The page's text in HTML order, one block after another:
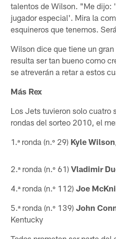
talentos de Wilson. "Me dijo:
jugador especial'. Mira la
esquineros que tenemos.
Wilson dice que tiene un
resulta ser tan bueno como
se atreverán a retar a estos
Más Rex
Los Jets tuvieron solo cuatro
rondas del sorteo 2010, el
1.ª ronda (n.º 29) Kyle Wilson
2.ª ronda (n.º 61)Vladimir
4.ª ronda (n.º 112)Joe
5.ª ronda (n.º 139)John
Kentucky